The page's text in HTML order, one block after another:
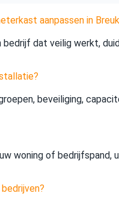
aanpassen in
dat veilig werkt,
beveiliging,
woning of bedrijfspand,